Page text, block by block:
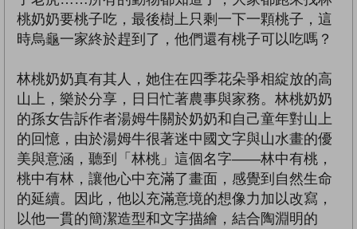
桃奶奶要桃子吃，最後樹上只剩一下一顆桃子，這
時烏龜一家終於趕到了，他們還有桃子可以吃嗎？
林桃奶奶真有其人，她住在四季花朵爭相綻放的高
山上，樂於分享，日日忙著農事與家務。林桃奶奶
的孫女告訴作者湯姆牛關於奶奶和自己童年對山上
的回憶，由於湯姆牛很著迷中國文字與山水畫的優
美與意涵，聽到「林桃」這個名字——林中有桃，
桃中有林，讓他心中充滿了畫面，感覺到自然生命
的延續。因此，他以充滿意境的想像力加以改寫，
以他一貫的簡潔造型和文字描繪，結合陶淵明的